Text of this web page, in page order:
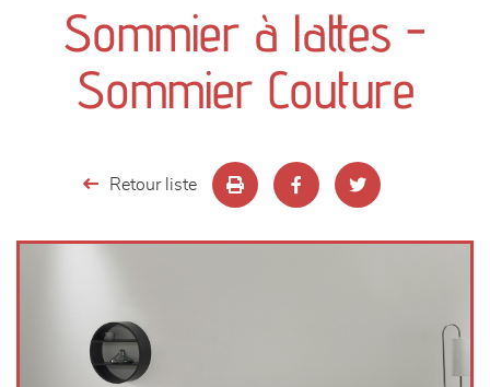
séjours
meubles de complément
Sommier à lattes -
Sommier Couture
Retour liste